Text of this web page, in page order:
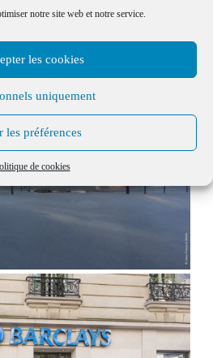
notre site web et notre service.
les cookies
uniquement
les préférences
de cookies